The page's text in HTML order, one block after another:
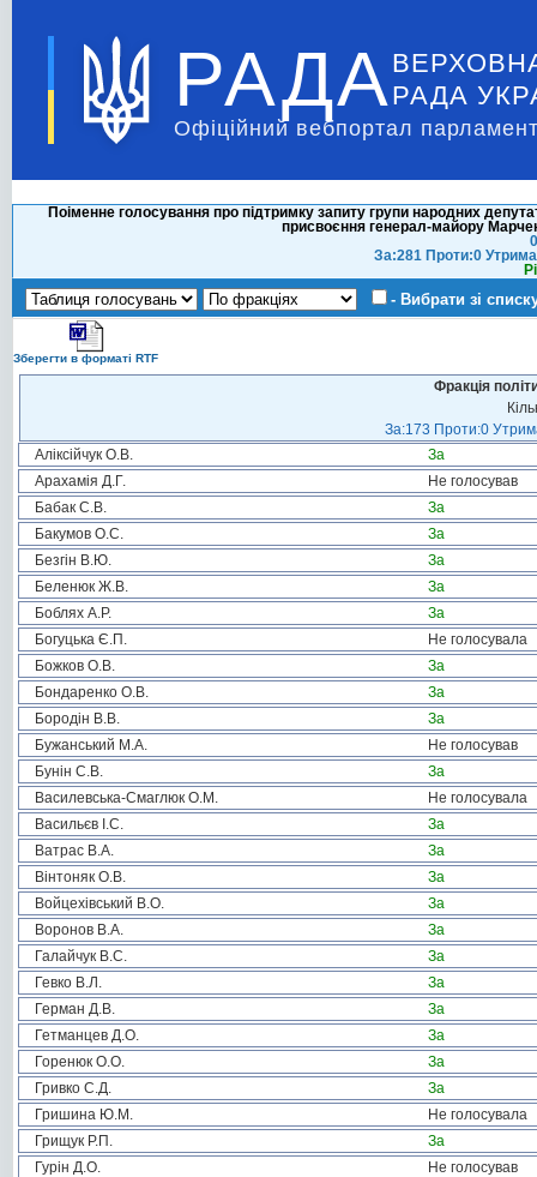
РАДА РАДА
Офіційний вебпортал
Поіменне голосування про підтримку запиту групи народних
присвоєння генерал-майору
За:281 Проти:0
- Вибрати зі
Зберегти в форматі RTF
Фракція
За:173 Проти:0
Аліксійчук О.В.
За
Арахамія Д.Г.
Не голосував
Бабак С.В.
За
Бакумов О.С.
За
Безгін В.Ю.
За
Беленюк Ж.В.
За
Боблях А.Р.
За
Богуцька Є.П.
Не голосувала
Божков О.В.
За
Бондаренко О.В.
За
Бородін В.В.
За
Бужанський М.А.
Не голосував
Бунін С.В.
За
Василевська-Смаглюк О.М.
Не голосувала
Васильєв І.С.
За
Ватрас В.А.
За
Вінтоняк О.В.
За
Войцехівський В.О.
За
Воронов В.А.
За
Галайчук В.С.
За
Гевко В.Л.
За
Герман Д.В.
За
Гетманцев Д.О.
За
Горенюк О.О.
За
Гривко С.Д.
За
Гришина Ю.М.
Не голосувала
Грищук Р.П.
За
Гурін Д.О.
Не голосував